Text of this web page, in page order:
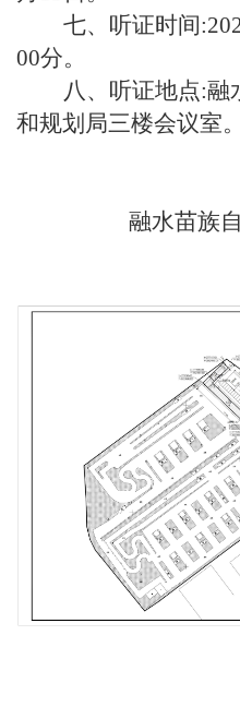
七、听证时间
00分。
八、听证地点:融
和规划局三楼会议室。
融水苗族